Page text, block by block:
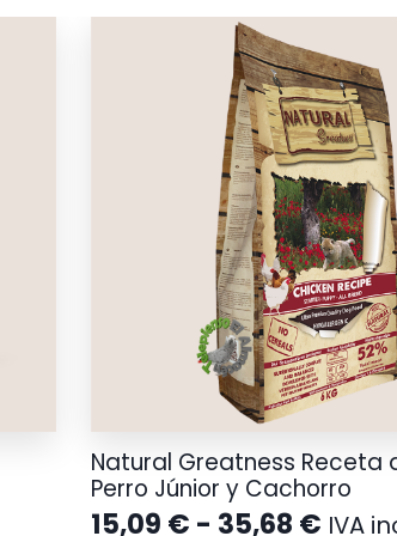
Natural Greatness Receta
Perro Júnior y Cachorro
15,09 € - 35,68 € IVA